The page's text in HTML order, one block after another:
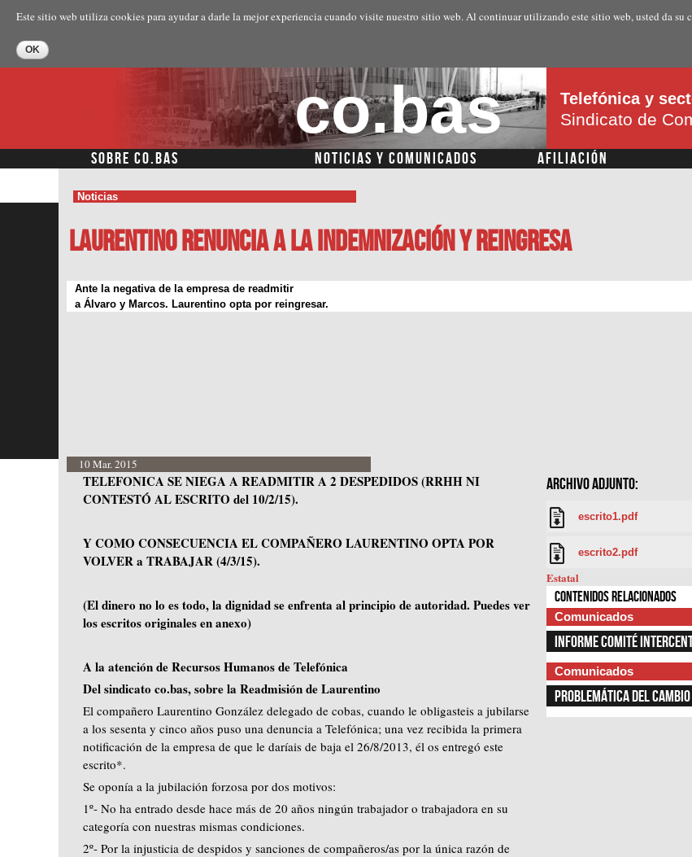
contenido
Este sitio web utiliza cookies para ayudar a darle la mejor experiencia cuando visite nuestro sitio web. Al continuar utilizando este sitio web, usted da su
co.bas Telefónica y
Sindicato de
SOBRE CO.BAS NOTICIAS Y COMUNICADOS AFILIACIÓN
Noticias
Laurentino renuncia a la indemnización y reingresa
Ante la negativa de la empresa de readmitir
a Álvaro y Marcos. Laurentino opta por reingresar.
10 Mar. 2015
TELEFONICA SE NIEGA A READMITIR A 2 DESPEDIDOS (RRHH NI
CONTESTÓ AL ESCRITO del 10/2/15).
Y COMO CONSECUENCIA EL COMPAÑERO LAURENTINO OPTA POR
VOLVER a TRABAJAR (4/3/15).
(El dinero no lo es todo, la dignidad se enfrenta al principio de autoridad. Puedes ver
los escritos originales en anexo)
A la atención de Recursos Humanos de Telefónica
Del sindicato co.bas, sobre la Readmisión de Laurentino
El compañero Laurentino González delegado de cobas, cuando le obligasteis a jubilarse
a los sesenta y cinco años puso una denuncia a Telefónica; una vez recibida la primera
notificación de la empresa de que le daríais de baja el 26/8/2013, él os entregó este
escrito*.
Se oponía a la jubilación forzosa por dos motivos:
1º- No ha entrado desde hace más de 20 años ningún trabajador o trabajadora en su
categoría con nuestras mismas condiciones.
2º- Por la injusticia de despidos y sanciones de compañeros/as por la única razón de
ARCHIVO ADJUNTO:
escrito1.pdf
escrito2.pdf
Estatal
Contenidos relacionados
Comunicados
INFORME COMITÉ
Comunicados
PROBLEMÁTICA DEL